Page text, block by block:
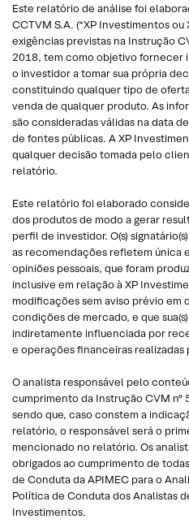
Este relatório de análise foi
CCTVM S.A. (“XP Investimentos
exigências previstas na Instrução
2018, tem como objetivo fornecer
o investidor a tomar sua própria
constituindo qualquer tipo de
venda de qualquer produto. As
são consideradas válidas na data
de fontes públicas. A XP
qualquer decisão tomada pelo
relatório.
Este relatório foi elaborado
dos produtos de modo a gerar
perfil de investidor. O(s)
as recomendações refletem única
opiniões pessoais, que foram
inclusive em relação à XP
modificações sem aviso prévio
condições de mercado, e que
indiretamente influenciada por
e operações financeiras realizadas
O analista responsável pelo
cumprimento da Instrução CVM nº
sendo que, caso constem a
relatório, o responsável será o
mencionado no relatório. Os
obrigados ao cumprimento de
de Conduta da APIMEC para o
Política de Conduta dos Analistas
Investimentos.